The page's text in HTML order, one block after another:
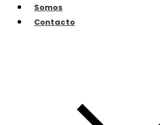
Somos
Contacto